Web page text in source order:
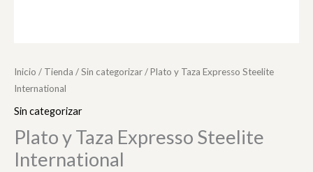
Inicio / Tienda /Sin categorizar/ Plato y Taza Expresso Steelite
International
Sin categorizar
Plato y Taza Expresso Steelite
International